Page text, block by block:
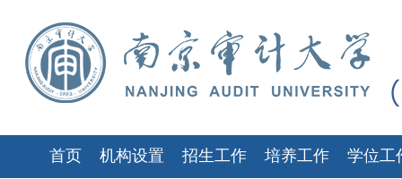
首页 机构设置 招生工作 培养工作 学位工